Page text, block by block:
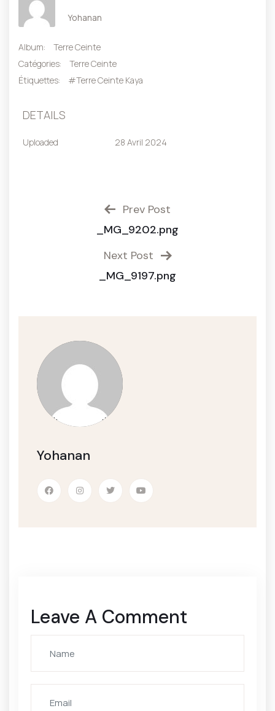
Yohanan
Album:
Terre Ceinte
Catégories:
Terre Ceinte
Étiquettes:
#Terre Ceinte Kaya
DETAILS
Uploaded 28 Avril 2024
Prev Post
_MG_9202.png
Next Post
_MG_9197.png
Yohanan
Leave A Comment